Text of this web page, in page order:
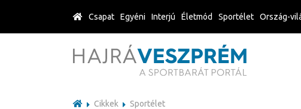
Cikkek Sportélet
Csapat Egyéni Interjú Életmód Sportélet Ország-